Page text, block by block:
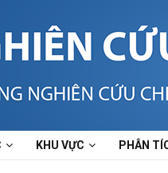
KHU VỰC PHÂN